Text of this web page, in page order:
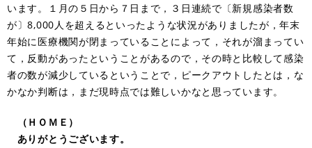
います。１月の５日から７日まで，３日連続で〔新規感染者数
が〕8,000人を超えるといったような状況がありましたが，年末
年始に医療機関が閉まっていることによって，それが溜まってい
て，反動があったということがあるので，その時と比較して感染
者の数が減少しているということで，ピークアウトしたとは，な
かなか判断は，まだ現時点では難しいかなと思っています。
（ＨＯＭＥ）
ありがとうございます。